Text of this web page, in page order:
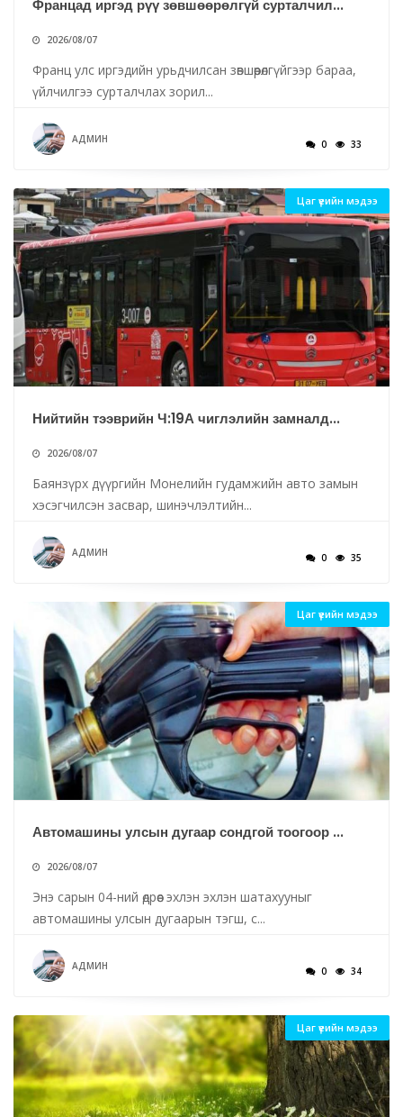
Францад иргэд рүү зөвшөөрөлгүй сурталчил...
2026/08/07
Франц улс иргэдийн урьдчилсан зөвшөөрөлгүйгээр бараа,
үйлчилгээ сурталчлах зорил...
АДМИН 0 33
Цаг үеийн мэдээ
Нийтийн тээврийн Ч:19А чиглэлийн замналд...
2026/08/07
Баянзүрх дүүргийн Монелийн гудамжийн авто замын
хэсэгчилсэн засвар, шинэчлэлтийн...
АДМИН 0 35
Цаг үеийн мэдээ
Автомашины улсын дугаар сондгой тоогоор ...
2026/08/07
Энэ сарын 04-ний өдрөөс эхлэн эхлэн шатахууныг
автомашины улсын дугаарын тэгш, с...
АДМИН 0 34
Цаг үеийн мэдээ